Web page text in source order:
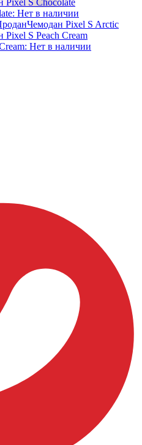
: Нет в наличии
Чемодан Pixel S Arctic
: Нет в наличии